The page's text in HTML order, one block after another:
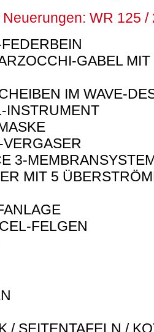
WR 125 /
GABEL
IM WAVE-
INSTRUMENT
3-
MIT 5
FELGEN
/ SEITENTAFELN /